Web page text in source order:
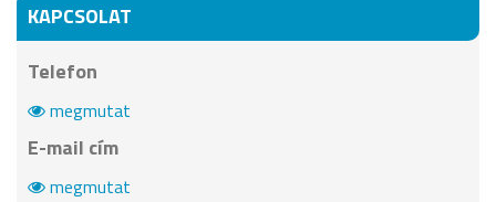
KAPCSOLAT
Telefon
megmutat
E-mail cím
megmutat